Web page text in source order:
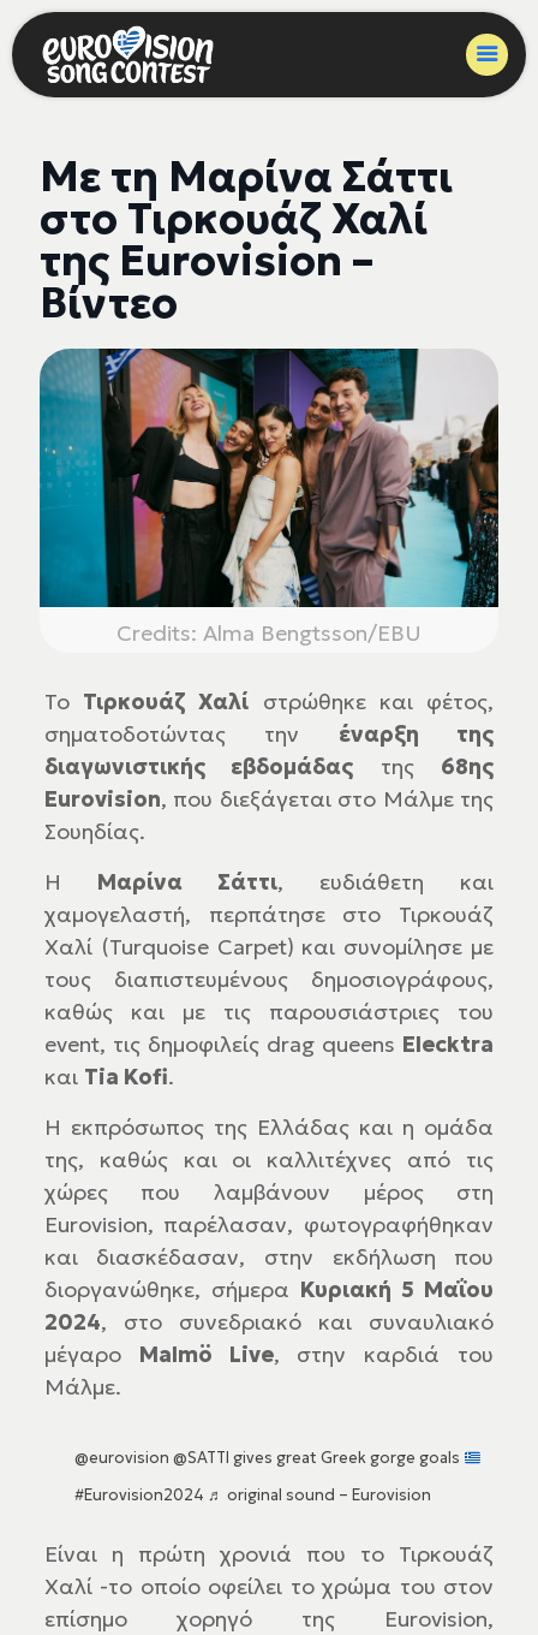
Με τη Μαρίνα Σάττι
στο Τιρκουάζ Χαλί
της Eurovision –
Βίντεο
Credits: Alma Bengtsson/EBU
Το Τιρκουάζ Χαλί στρώθηκε και φέτος,
σηματοδοτώντας την έναρξη της
διαγωνιστικής εβδομάδας της 68ης
Eurovision, που διεξάγεται στο Μάλμε της
Σουηδίας.
H Μαρίνα Σάττι, ευδιάθετη και
χαμογελαστή, περπάτησε στο Τιρκουάζ
Χαλί (Turquoise Carpet) και συνομίλησε με
τους διαπιστευμένους δημοσιογράφους,
καθώς και με τις παρουσιάστριες του
event, τις δημοφιλείς drag queens Elecktra
και Tia Kofi.
Η εκπρόσωπος της Ελλάδας και η ομάδα
της, καθώς και οι καλλιτέχνες από τις
χώρες που λαμβάνουν μέρος στη
Eurovision, παρέλασαν, φωτογραφήθηκαν
και διασκέδασαν, στην εκδήλωση που
διοργανώθηκε, σήμερα Κυριακή 5 Μαΐου
2024, στο συνεδριακό και συναυλιακό
μέγαρο Malmö Live, στην καρδιά του
Μάλμε.
@eurovision @SATTI gives great Greek gorge goals
#Eurovision2024 ♬ original sound – Eurovision
Είναι η πρώτη χρονιά που το Τιρκουάζ
Χαλί -το οποίο οφείλει το χρώμα του στον
επίσημο χορηγό της Eurovision,